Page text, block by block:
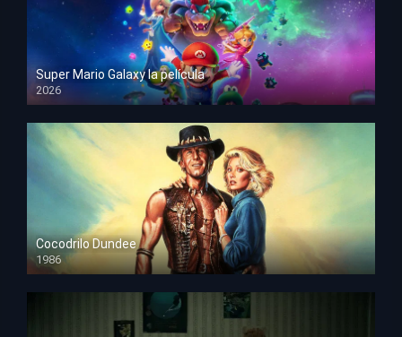
Super Mario Galaxy la película
2026
HD 1080p
Cocodrilo Dundee
1986
HD 1080p